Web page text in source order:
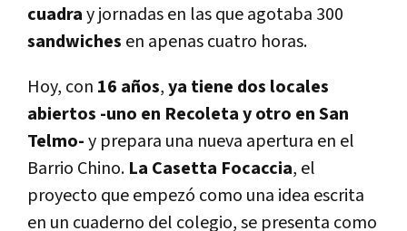
cuadray jornadas en las que agotaba 300
sandwiches en apenas cuatro horas.
Hoy, con 16 años,ya tiene dos locales
abiertos -uno en Recoleta y otro en San
Telmo-y prepara una nueva apertura en el
Barrio Chino. La Casetta Focaccia, el
proyecto que empezó como una idea escrita
en un cuaderno del colegio, se presenta como